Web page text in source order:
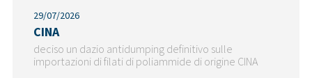
29/07/2026
CINA
deciso un dazio antidumping definitivo sulle
importazioni di filati di poliammide di origine CINA